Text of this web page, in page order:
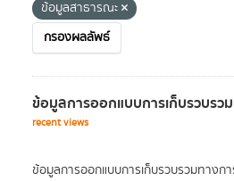
ข้อมูลสาธารณะ
กรองผลลัพธ์
ข้อมูลการออกแบบการเก็บรวบรวม
recent views
ข้อมูลการออกแบบการเก็บรวบรวมทางก